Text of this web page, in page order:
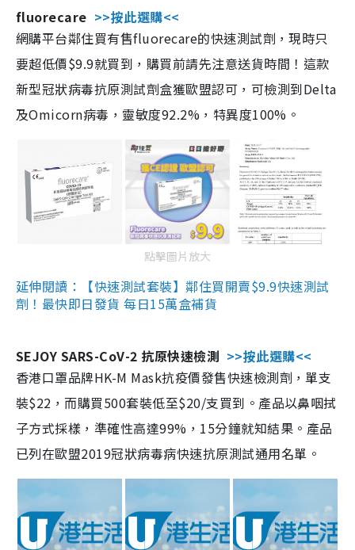
fluorecare >>按此選購<<
網購平台鄰住買有售fluorecare的快速測試劑，現時只
要超低價$9.9就買到，購買前請先注意送貨時間！這款
新型冠狀病毒抗原測試劑盒獲歐盟認可，可檢測到Delta
及Omicorn病毒，靈敏度92.2%，特異度100%。
點擊圖片放大
延伸閱讀：【快速測試套裝】鄰住買開賣$9.9快速測試
劑！最快即日發貨 每日15萬盒補貨
SEJOY SARS-CoV-2 抗原快速檢測 >>按此選購<<
香港口罩品牌HK-M Mask抗疫價發售快速檢測劑，單支
裝$22，而購買500套裝低至$20/支買到。產品以鼻咽拭
子方式採樣，準確性高達99%，15分鐘就知結果。產品
已列在歐盟2019冠狀病毒病快速抗原測試通用名單。